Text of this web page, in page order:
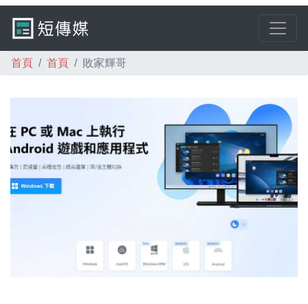
首頁 首頁 敗家輝哥